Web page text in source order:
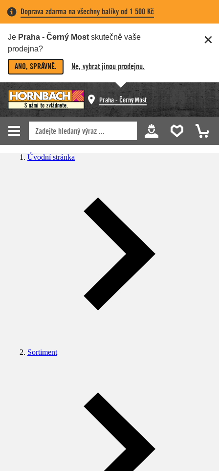
Doprava zdarma na všechny balíky od 1 500 Kč
Je Praha - Černý Most skutečně vaše
prodejna?
ANO, SPRÁVNĚ. Ne, vybrat jinou prodejnu.
Praha - Černý Most
Úvodní stránka
Sortiment